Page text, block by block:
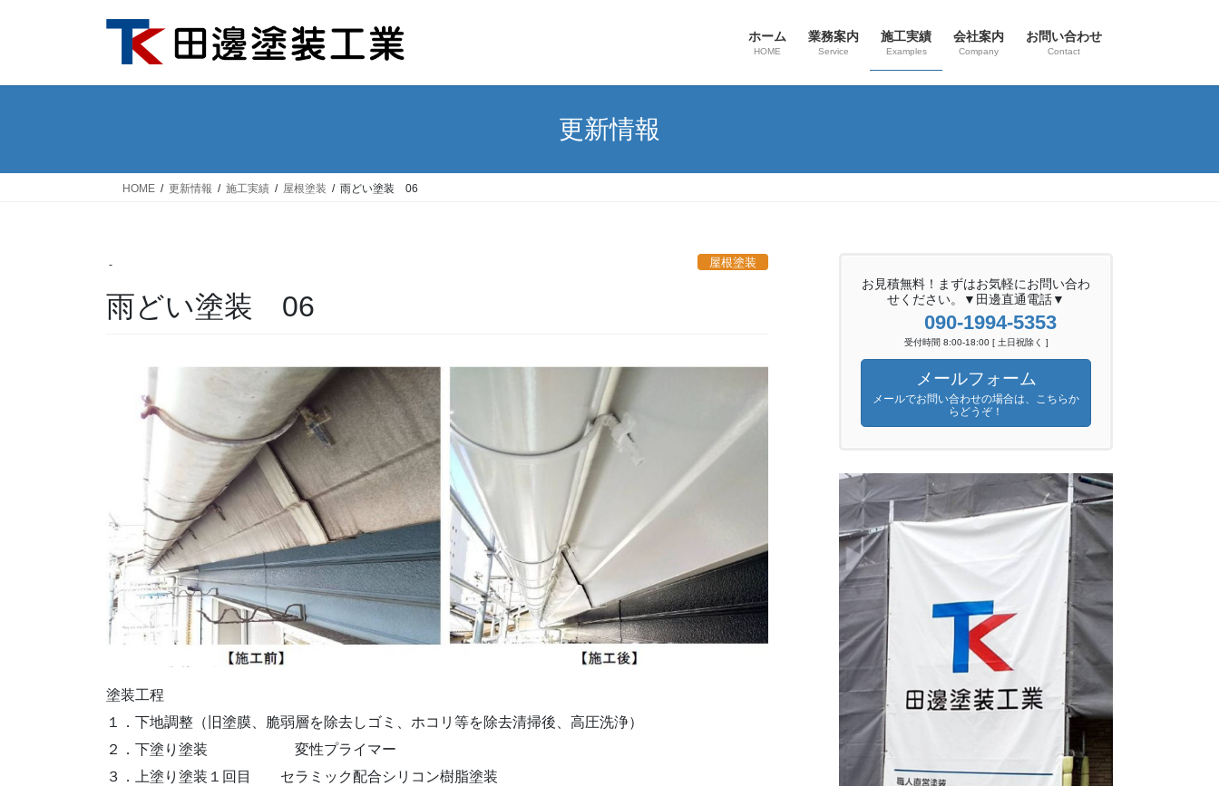
ホーム
HOME
業務案内
Service
施工実績
Examples
会社案内
Company
お問い合わせ
Contact
更新情報
HOME 更新情報 施工実績 屋根塗装 雨どい塗装 06
- 屋根塗装
雨どい塗装 06
塗装工程
１．下地調整（旧塗膜、脆弱層を除去しゴミ、ホコリ等を除去清掃後、高圧洗浄）
２．下塗り塗装 変性プライマー
３．上塗り塗装１回目 セラミック配合シリコン樹脂塗装
お見積無料！まずはお気軽にお問い合わ
せください。▼田邊直通電話▼
090-1994-5353
受付時間 8:00-18:00 [ 土日祝除く ]
メールフォーム
メールでお問い合わせの場合は、こちらか
らどうぞ！